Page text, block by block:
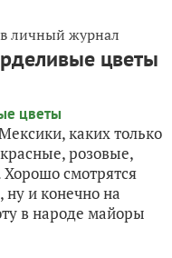
в личный журнал
цветы
каких только
розовые,
смотрятся
и конечно на
в народе майоры